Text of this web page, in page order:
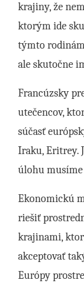
krajiny, že
ktorým ide
týmto
ale skutočne
Francúzsky
utečencov,
súčasť
Iraku, Eritrey.
úlohu musíme
Ekonomickú
riešiť
krajinami,
akceptovať
Európy